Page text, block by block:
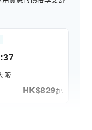
阪
HK$829起